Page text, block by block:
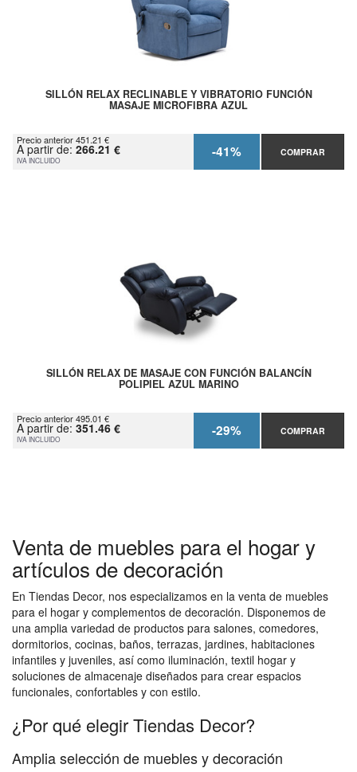
SILLÓN RELAX RECLINABLE Y VIBRATORIO FUNCIÓN
MASAJE MICROFIBRA AZUL
Precio anterior 451.21 €
A partir de: 266.21 €
IVA INCLUIDO -41% COMPRAR
SILLÓN RELAX DE MASAJE CON FUNCIÓN BALANCÍN
POLIPIEL AZUL MARINO
Precio anterior 495.01 €
A partir de: 351.46 €
IVA INCLUIDO -29% COMPRAR
Venta de muebles para el hogar y
artículos de decoración
En Tiendas Decor, nos especializamos en la venta de muebles
para el hogar y complementos de decoración. Disponemos de
una amplia variedad de productos para salones, comedores,
dormitorios, cocinas, baños, terrazas, jardines, habitaciones
infantiles y juveniles, así como iluminación, textil hogar y
soluciones de almacenaje diseñados para crear espacios
funcionales, confortables y con estilo.
¿Por qué elegir Tiendas Decor?
Amplia selección de muebles y decoración